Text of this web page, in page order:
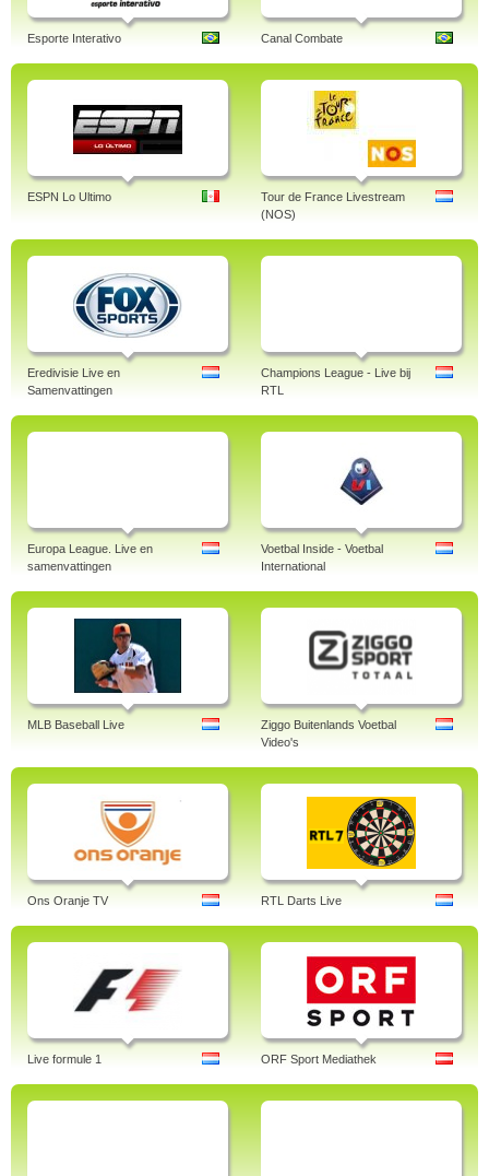
Esporte Interativo Canal Combate
ESPN Lo Ultimo
Tour de France Livestream
(NOS)
Eredivisie Live en
Samenvattingen
Champions League - Live bij
RTL
Europa League. Live en
samenvattingen
Voetbal Inside - Voetbal
International
MLB Baseball Live
Ziggo Buitenlands Voetbal
Video's
Ons Oranje TV RTL Darts Live
Live formule 1 ORF Sport Mediathek